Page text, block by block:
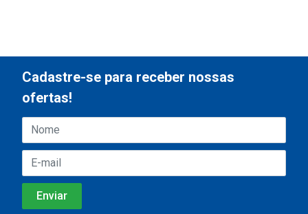
Cadastre-se para receber nossas
ofertas!